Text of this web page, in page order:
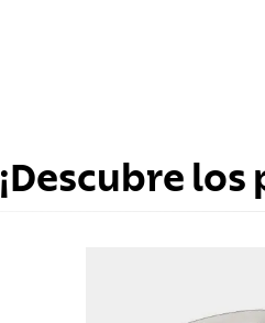
¡Descubre